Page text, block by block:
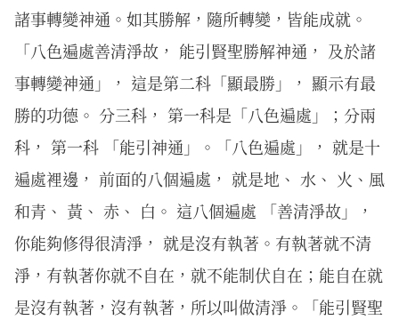
諸事轉變神通。如其勝解，隨所轉變，皆能成就。
「八色遍處善清淨故， 能引賢聖勝解神通， 及於諸
事轉變神通」， 這是第二科「顯最勝」， 顯示有最
勝的功德。 分三科， 第一科是「八色遍處」；分兩
科， 第一科 「能引神通」。「八色遍處」， 就是十
遍處裡邊， 前面的八個遍處， 就是地、 水、 火、風
和青、 黃、 赤、 白。 這八個遍處 「善清淨故」，
你能夠修得很清淨， 就是沒有執著。有執著就不清
淨，有執著你就不自在，就不能制伏自在；能自在就
是沒有執著，沒有執著，所以叫做清淨。「能引賢聖